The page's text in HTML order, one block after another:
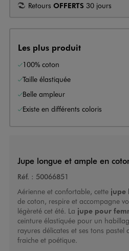
Retours OFFERTS 30 jours
Les plus produit
100% coton
Taille élastiquée
Belle ampleur
Existe en différents coloris
Jupe longue et ample en
Réf. : 50066851
Aérienne et confortable, cette jupe
de coton, respire et accompagne
légèreté cet été. La jupe pour
ceinture élastiquée pour un
rayures délicates et ses tons pastel
fraiche et poétique.